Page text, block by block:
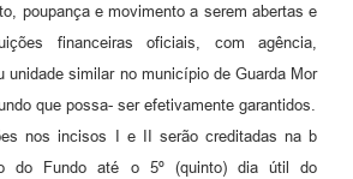
poupança e movimento a serem abertas e
financeiras oficiais, com agência,
unidade similar no município de Guarda Mor
que possa- ser efetivamente garantidos.
nos incisos I e II serão creditadas na b
do Fundo até o 5º (quinto) dia útil do